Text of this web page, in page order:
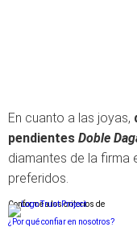
En cuanto a las joyas,
pendientes Doble
diamantes de la firma
preferidos.
Conforme a los criterios de
¿Por qué confiar en nosotros?